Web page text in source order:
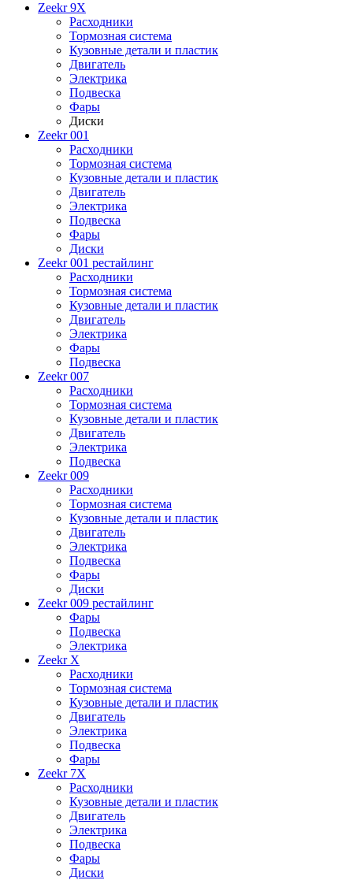
Zeekr 9X
Расходники
Тормозная система
Кузовные детали и пластик
Двигатель
Электрика
Подвеска
Фары
Диски
Zeekr 001
Расходники
Тормозная система
Кузовные детали и пластик
Двигатель
Электрика
Подвеска
Фары
Диски
Zeekr 001 рестайлинг
Расходники
Тормозная система
Кузовные детали и пластик
Двигатель
Электрика
Фары
Подвеска
Zeekr 007
Расходники
Тормозная система
Кузовные детали и пластик
Двигатель
Электрика
Подвеска
Zeekr 009
Расходники
Тормозная система
Кузовные детали и пластик
Двигатель
Электрика
Подвеска
Фары
Диски
Zeekr 009 рестайлинг
Фары
Подвеска
Электрика
Zeekr X
Расходники
Тормозная система
Кузовные детали и пластик
Двигатель
Электрика
Подвеска
Фары
Zeekr 7X
Расходники
Кузовные детали и пластик
Двигатель
Электрика
Подвеска
Фары
Диски